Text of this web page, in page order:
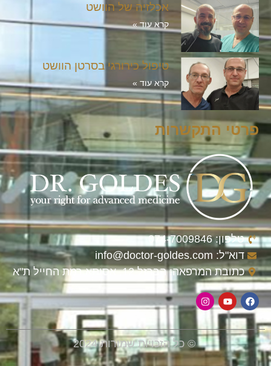
אכלזיה של הוושט
קרא עוד »
טיפול כירורגי בסרטן הוושט
קרא עוד »
פרטי התקשרות
טלפון: 074-7009846
דוא"ל: info@doctor-goldes.com
כתובת המרפאה: הברזל 12, אסותא רמת החייל ת"א
© כל הזכויות שמורות 2024